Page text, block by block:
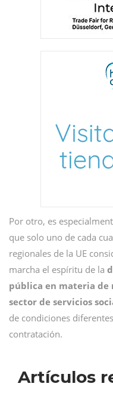
Por otro, es
que solo uno de cada
regionales de la UE
marcha el espíritu de la
pública en materia de
sector de servicios
de condiciones
contratación.
Artículos